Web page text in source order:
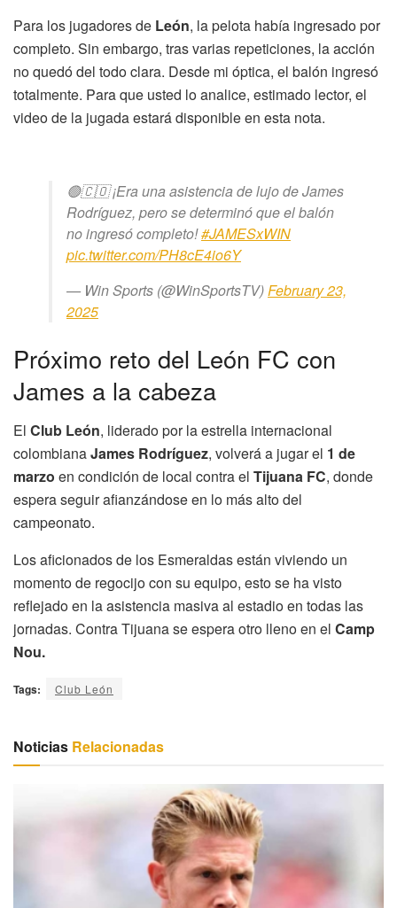
Para los jugadores de León, la pelota había ingresado por
completo. Sin embargo, tras varias repeticiones, la acción
no quedó del todo clara. Desde mi óptica, el balón ingresó
totalmente. Para que usted lo analice, estimado lector, el
video de la jugada estará disponible en esta nota.
🟢🇨🇴 ¡Era una asistencia de lujo de James
Rodríguez, pero se determinó que el balón
no ingresó completo!#JAMESxWIN
pic.twitter.com/PH8cE4io6Y
— Win Sports (@WinSportsTV)February 23,
2025
Próximo reto del León FC con
James a la cabeza
El Club León, liderado por la estrella internacional
colombianaJames Rodríguez, volverá a jugar el 1 de
marzo en condición de local contra el Tijuana FC, donde
espera seguir afianzándose en lo más alto del
campeonato.
Los aficionados de los Esmeraldas están viviendo un
momento de regocijo con su equipo, esto se ha visto
reflejado en la asistencia masiva al estadio en todas las
jornadas. Contra Tijuana se espera otro lleno en el Camp
Nou.
Tags: Club León
Noticias Relacionadas